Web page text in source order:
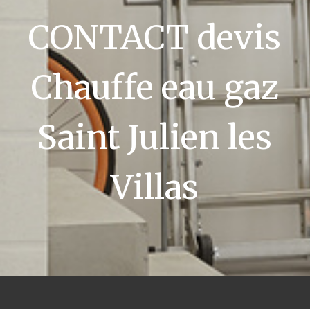
CONTACT devis
Chauffe eau gaz
Saint Julien les
Villas